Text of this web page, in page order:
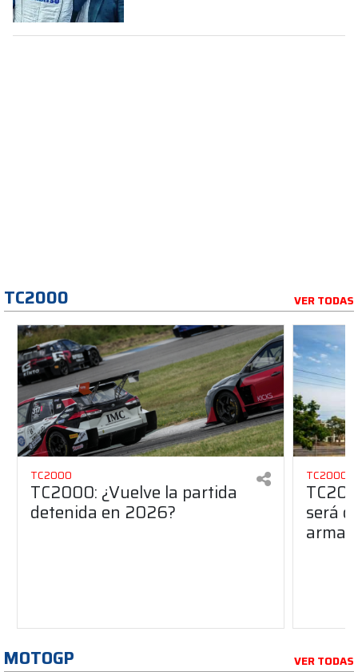
TC2000 VER TODAS
TC2000
TC2000: ¿Vuelve la partida
detenida en 2026?
TC2000
será
MOTOGP VER TODAS